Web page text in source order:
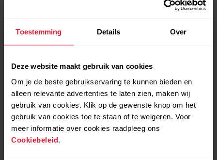
Toestemming Details Over
Deze website maakt gebruik van cookies
Om je de beste gebruikservaring te kunnen bieden en
alleen relevante advertenties te laten zien, maken wij
gebruik van cookies. Klik op de gewenste knop om het
gebruik van cookies toe te staan of te weigeren. Voor
meer informatie over cookies raadpleeg ons
Cookiebeleid
Geperfectioneerd navigatie-
en routeplanningssysteem